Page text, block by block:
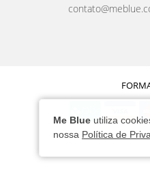
Me Blue utiliza
nossa Política de